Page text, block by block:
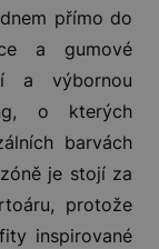
přímo do
a gumové
a výbornou
o kterých
barvách
je stojí za
protože
inspirované